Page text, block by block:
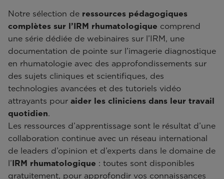
Notre sélection de ressources pédagogiques
complètes sur l’IRM rhumatologique comprend
une série dédiée de webinaires sur l’IRM, une
documentation de pointe sur l’imagerie diagnostique
en rhumatologie avec des approfondissements sur
des sujets cliniques et scientifiques, des
technologies avancées et des tutoriels vidéo
attrayants pour aider les cliniciens dans leur travail
quotidien.
Les ressources d’apprentissage sont le résultat d’une
collaboration continue avec un réseau international
de leaders d’opinion et d’experts dans le domaine de
l’IRM rhumatologique : toutes sont disponibles
gratuitement, pour approfondir vos connaissances